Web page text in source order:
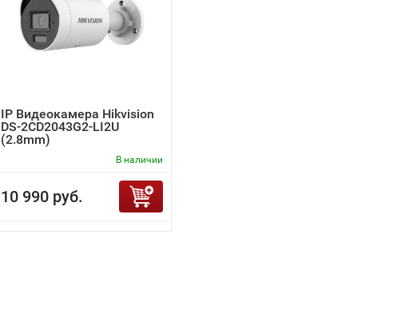
IP Видеокамера Hikvision
DS-2CD2043G2-LI2U
(2.8mm)
В наличии
10 990 руб.